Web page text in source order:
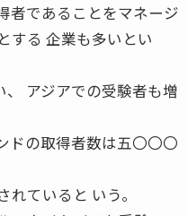
者であることをマネージ
する 企業も多いとい
アジアでの受験者も増
ドの取得者数は五〇〇〇
ていると いう。